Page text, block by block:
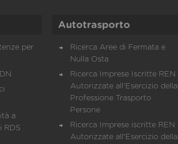
per
a
RDS
Autotrasporto
Ricerca Aree di Fermata e
Nulla Osta
Ricerca Imprese Iscritte REN
Autorizzate all'Esercizio della
Professione Trasporto
Persone
Ricerca Imprese iscritte REN
Autorizzate all'Esercizio della